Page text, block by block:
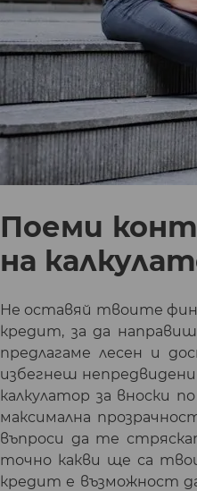
Поеми
на
Не оставяй твоите
кредит, за да
предлагаме лесен и
избегнеш
калкулатор за вноски
максимална
въпроси да те
точно какви ще са
кредит е възможност